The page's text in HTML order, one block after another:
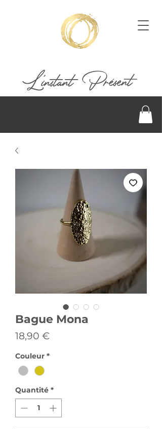
Bague Mona
18,90 €Prix
Couleur *
Quantité *